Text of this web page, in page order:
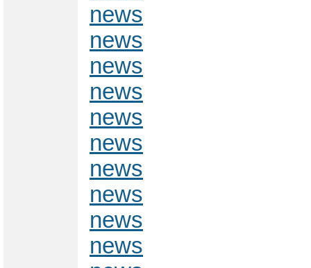
news
news
news
news
news
news
news
news
news
news